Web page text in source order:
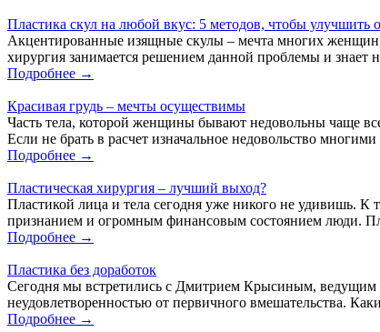
Пластика скул на любой вкус: 5 методов, чтобы улучшить
Акцентированные изящные скулы – мечта многих женщин,
хирургия занимается решением данной проблемы и знает
Подробнее →
Красивая грудь – мечты осуществимы
Часть тела, которой женщины бывают недовольны чаще
Если не брать в расчет изначальное недовольство
Подробнее →
Пластическая хирургия – лучший выход?
Пластикой лица и тела сегодня уже никого не удивишь.
признанием и огромным финансовым состоянием люди.
Подробнее →
Пластика без доработок
Сегодня мы встретились с Дмитрием Крысиным, ведущим
неудовлетворенностью от первичного вмешательства.
Подробнее →